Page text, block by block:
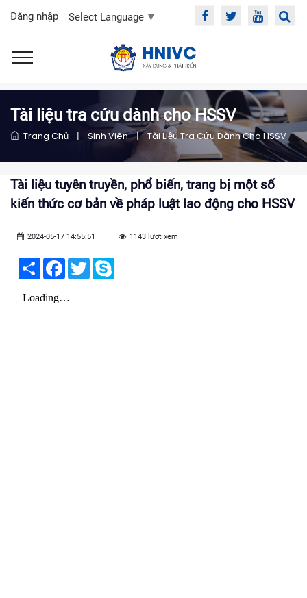
Đăng nhập Select Language ▼
Tài liệu tra cứu dành cho HSSV
Trang Chủ | Sinh Viên | Tài Liệu Tra Cứu Dành Cho HSSV
Tài liệu tuyên truyền, phổ biến, trang bị một số
kiến thức cơ bản về pháp luật lao động cho HSSV
2024-05-17 14:55:51 1143 lượt xem
Share Facebook
Twitter